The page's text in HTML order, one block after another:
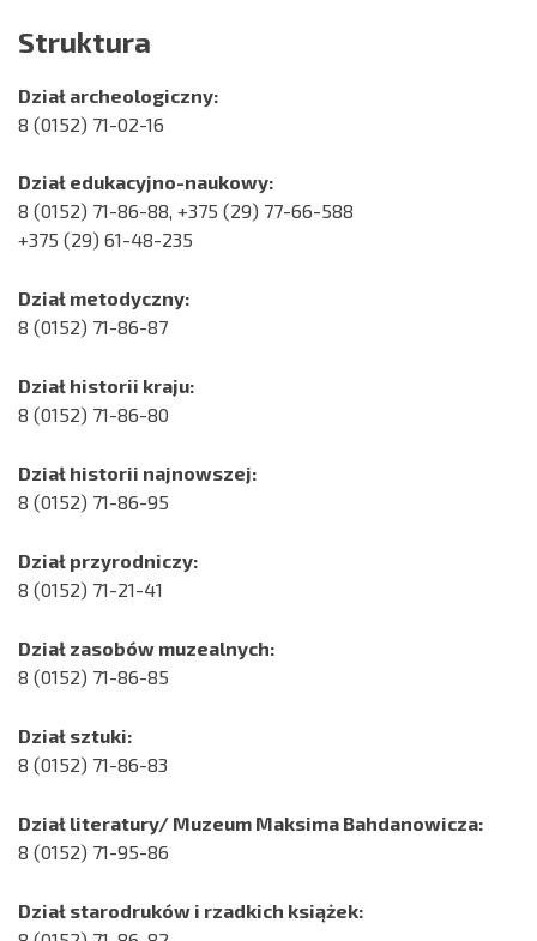
Struktura
Dział archeologiczny:
8 (0152) 71-02-16
Dział edukacyjno-naukowy:
8 (0152) 71-86-88, +375 (29) 77-66-588
+375 (29) 61-48-235
Dział metodyczny:
8 (0152) 71-86-87
Dział historii kraju:
8 (0152) 71-86-80
Dział historii najnowszej:
8 (0152) 71-86-95
Dział przyrodniczy:
8 (0152) 71-21-41
Dział zasobów muzealnych:
8 (0152) 71-86-85
Dział sztuki:
8 (0152) 71-86-83
Dział literatury/ Muzeum Maksima Bahdanowicza:
8 (0152) 71-95-86
Dział starodruków i rzadkich książek: